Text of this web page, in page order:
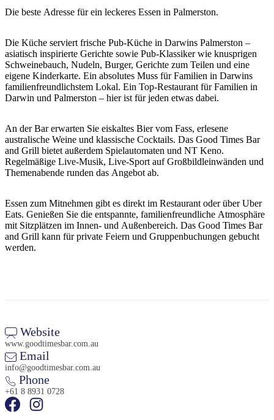
Sign
Die beste Adresse für ein leckeres Essen in Palmerston.
Die Küche serviert frische Pub-Küche in Darwins Palmerston –
asiatisch inspirierte Gerichte sowie Pub-Klassiker wie knusprigen
Schweinebauch, Nudeln, Burger, Gerichte zum Teilen und eine
eigene Kinderkarte. Ein absolutes Muss für Familien in Darwins
familienfreundlichstem Lokal. Ein Top-Restaurant für Familien in
Darwin und Palmerston – hier ist für jeden etwas dabei.
An der Bar erwarten Sie eiskaltes Bier vom Fass, erlesene
australische Weine und klassische Cocktails. Das Good Times Bar
and Grill bietet außerdem Spielautomaten und NT Keno.
Regelmäßige Live-Musik, Live-Sport auf Großbildleinwänden und
Themenabende runden das Angebot ab.
Essen zum Mitnehmen gibt es direkt im Restaurant oder über Uber
Eats. Genießen Sie die entspannte, familienfreundliche Atmosphäre
mit Sitzplätzen im Innen- und Außenbereich. Das Good Times Bar
and Grill kann für private Feiern und Gruppenbuchungen gebucht
werden.
Website
www.goodtimesbar.com.au
Email
info@goodtimesbar.com.au
Phone
+61 8 8931 0728